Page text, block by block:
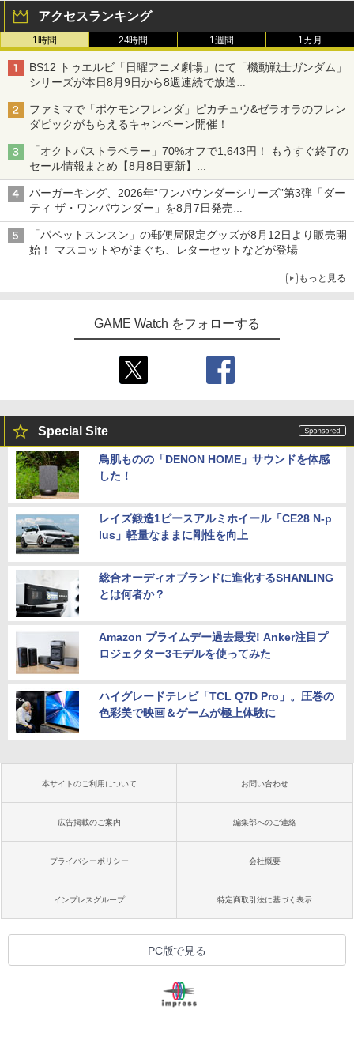
アクセスランキング
1時間 24時間 1週間 1カ月
BS12 トゥエルビ「日曜アニメ劇場」にて「機動戦士ガンダム」
シリーズが本日8月9日から8週連続で放送
初回は「機動戦士ガンダム【HDリマスター版】」
ファミマで「ポケモンフレンダ」ピカチュウ&ゼラオラのフレン
ダピックがもらえるキャンペーン開催！
「オクトパストラベラー」70%オフで1,643円！ もうすぐ終了の
セール情報まとめ【8月8日更新】
ニンテンドーeショップでは「大神 絶景版」が67%オフで990円
バーガーキング、2026年“ワンパウンダーシリーズ”第3弾「ダー
ティ ザ・ワンパウンダー」を8月7日発売
「特製ガーリックマヨソース」を使用した超大型チーズバーガー
「パペットスンスン」の郵便局限定グッズが8月12日より販売開
始！ マスコットやがまぐち、レターセットなどが登場
もっと見る
GAME Watch をフォローする
Special Site
鳥肌ものの「DENON HOME」サウンドを体感
した！
レイズ鍛造1ピースアルミホイール「CE28 N-p
lus」軽量なままに剛性を向上
総合オーディオブランドに進化するSHANLING
とは何者か？
Amazon プライムデー過去最安! Anker注目プ
ロジェクター3モデルを使ってみた
ハイグレードテレビ「TCL Q7D Pro」。圧巻の
色彩美で映画＆ゲームが極上体験に
本サイトのご利用について お問い合わせ
広告掲載のご案内 編集部へのご連絡
プライバシーポリシー 会社概要
インプレスグループ 特定商取引法に基づく表示
PC版で見る